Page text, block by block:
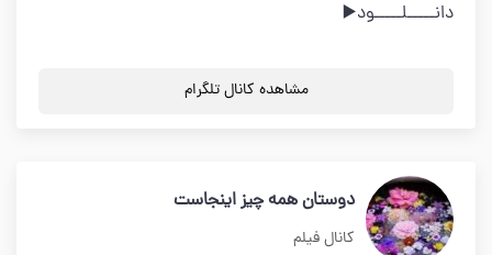
دانـــــلـــــود▶️
مشاهده کانال تلگرام
دوستان همه چیز اینجاست
کانال فیلم